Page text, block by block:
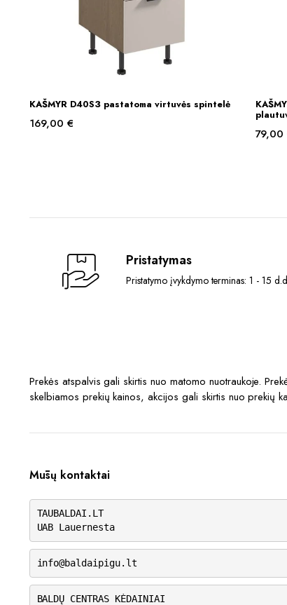
Į KREPŠELĮ
KAŠMYR D40S3 pastatoma virtuvės spintelė
169,00 €
79,00
Pristatymas
Pristatymo įvykdymo terminas: 1 - 15
Prekės atspalvis gali skirtis nuo matomo nuotraukoje.
skelbiamos prekių kainos, akcijos gali skirtis nuo prekių
Mūsų kontaktai
TAUBALDAI.LT
UAB Lauernesta
info@baldaipigu.lt
BALDŲ CENTRAS KĖDAINIAI